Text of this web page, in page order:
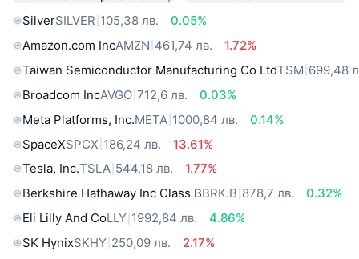
SilverSILVER 105,38 лв.
0.05%
Amazon.com IncAMZN 461,74 лв.
1.72%
Taiwan Semiconductor Manufacturing Co LtdTSM 699,48
Broadcom IncAVGO 712,6 лв.
0.03%
Meta Platforms, Inc.META 1000,84 лв.
0.14%
SpaceXSPCX 186,24 лв.
13.61%
Tesla, Inc.TSLA 544,18 лв.
1.77%
Berkshire Hathaway Inc Class BBRK.B 878,7 лв.
0.32%
Eli Lilly And CoLLY 1992,84 лв.
4.86%
SK HynixSKHY 250,09 лв.
2.17%